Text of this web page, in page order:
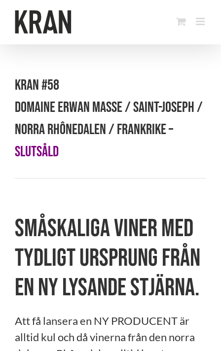
innehållet
KRAN #58
DOMAINE ERWAN MASSE / SAINT-JOSEPH /
NORRA RHÔNEDALEN / FRANKRIKE –
SLUTSÅLD
Småskaliga viner med
tydligt ursprung från
en ny lysande stjärna.
Att få lansera en NY PRODUCENT är
alltid kul och då vinerna från den norra